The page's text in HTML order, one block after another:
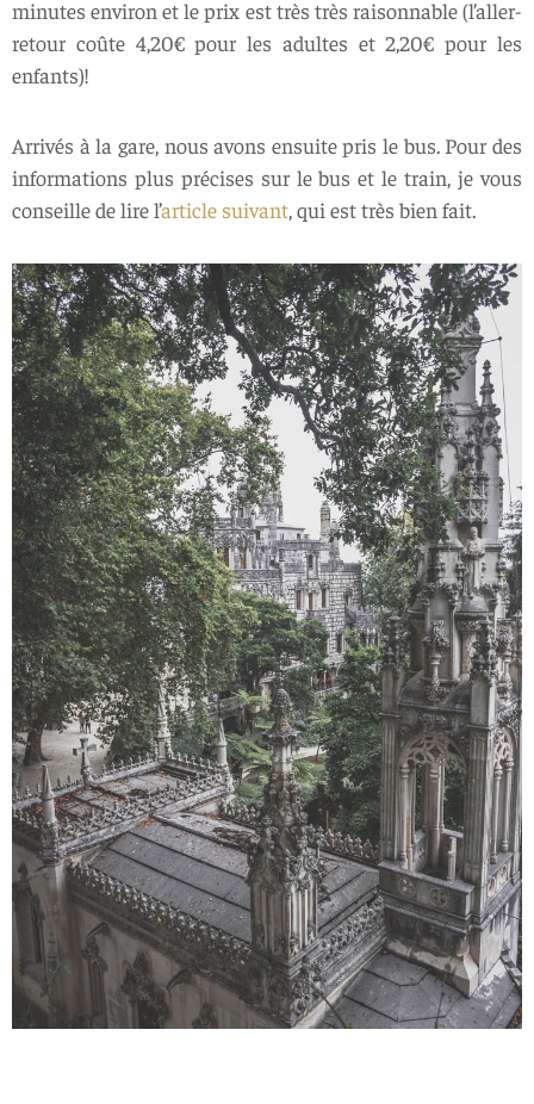
minutes environ et le prix est très très raisonnable (l’aller-
retour coûte 4,20€ pour les adultes et 2,20€ pour les
enfants)!
Arrivés à la gare, nous avons ensuite pris le bus. Pour des
informations plus précises sur le bus et le train, je vous
conseille de lire l’article suivant, qui est très bien fait.